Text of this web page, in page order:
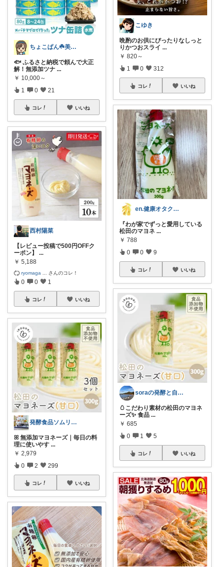
ちょこぱん☘️美肌×ゆる無添加
🐟 ふるさと納税で頼んで大正
解！無添加ツナ ...
￥ 10,000～
1 0 21
コレ いいね
西村陽菜
【レビュー投稿で500円OFFク
ーポン】 ...
￥ 5,188
ryomaga さんのコレ！
0 0 1
コレ いいね
発酵食品ソムリエmana
ꕤ 無添加マヨネーズ｜毎日の料
理に使いやす ...
￥ 2,979
0 2 299
コレ いいね
こゆき
晩酌のお供にぴったりなしっと
りかつおスライ ...
￥ 820～
1 0 312
コレ いいね
en.健康オタク主婦の愛用品
『わが家でずっと愛用している
松田のマヨネ ...
￥ 788
0 0 9
コレ いいね
soraの発酵と自然美容
🥚こだわり素材の松田のマヨネ
ーズ✨ 食品 ...
￥ 685
0 1 5
コレ いいね